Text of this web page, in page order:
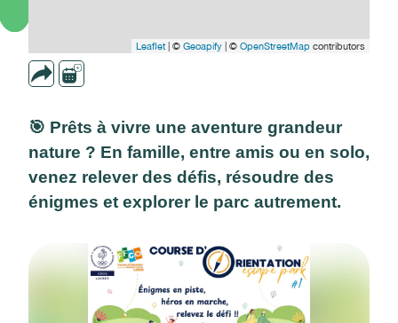
Leaflet| © Geoapify | © OpenStreetMap contributors
🎯 Prêts à vivre une aventure grandeur
nature ? En famille, entre amis ou en solo,
venez relever des défis, résoudre des
énigmes et explorer le parc autrement.